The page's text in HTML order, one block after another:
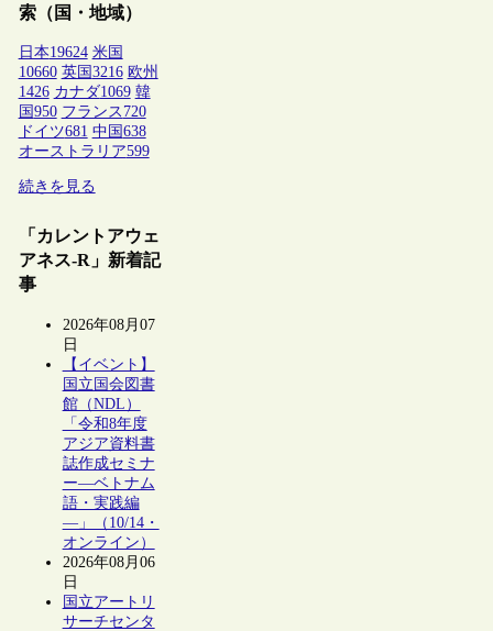
索（国・地域）
日本19624 米国
10660 英国 3216 欧州
1426 カナダ1069 韓
国 950 フランス 720
ドイツ681 中国 638
オーストラリア599
続きを見る
「カレントアウェ
アネス-R」新着記
事
2026年08月07
日
【イベント】
国立国会図書
館（NDL）
「令和8年度
アジア資料書
誌作成セミナ
ー―ベトナム
語・実践編
―」（10/14・
オンライン）
2026年08月06
日
国立アートリ
サーチセンタ